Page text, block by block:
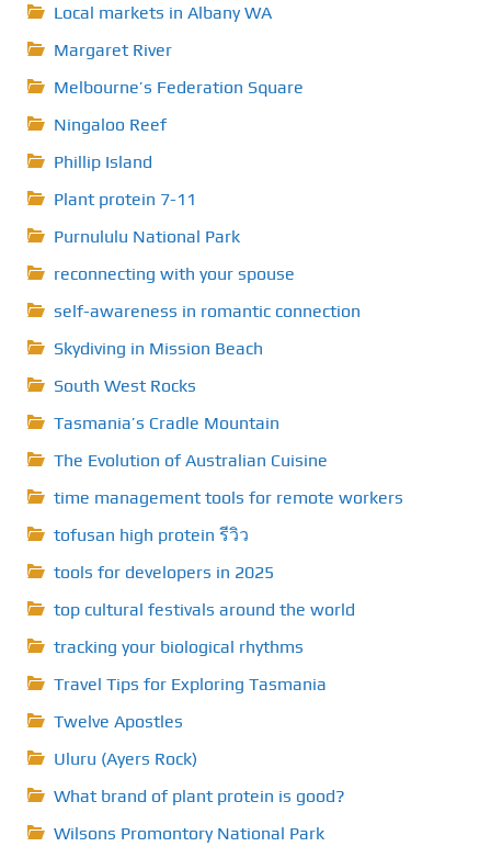
Local markets in Albany WA
Margaret River
Melbourne’s Federation Square
Ningaloo Reef
Phillip Island
Plant protein 7-11
Purnululu National Park
reconnecting with your spouse
self-awareness in romantic connection
Skydiving in Mission Beach
South West Rocks
Tasmania’s Cradle Mountain
The Evolution of Australian Cuisine
time management tools for remote workers
tofusan high protein รีวิว
tools for developers in 2025
top cultural festivals around the world
tracking your biological rhythms
Travel Tips for Exploring Tasmania
Twelve Apostles
Uluru (Ayers Rock)
What brand of plant protein is good?
Wilsons Promontory National Park